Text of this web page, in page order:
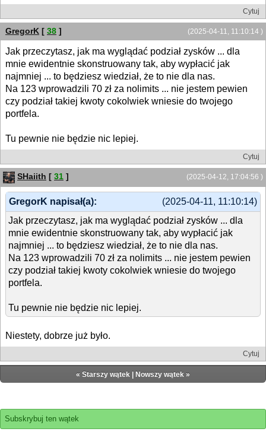
Cytuj
(2025-04-11, 11:10:14 )
GregorK [ 38 ]
Jak przeczytasz, jak ma wyglądać podział zysków ... dla
mnie ewidentnie skonstruowany tak, aby wypłacić jak
najmniej ... to będziesz wiedział, że to nie dla nas.
Na 123 wprowadzili 70 zł za nolimits ... nie jestem pewien
czy podział takiej kwoty cokolwiek wniesie do twojego
portfela.
Tu pewnie nie będzie nic lepiej.
Cytuj
(2025-04-12, 17:04:56 )
SHaiith [ 31 ]
(2025-04-11, 11:10:14)
GregorK napisał(a):
Jak przeczytasz, jak ma wyglądać podział zysków ... dla
mnie ewidentnie skonstruowany tak, aby wypłacić jak
najmniej ... to będziesz wiedział, że to nie dla nas.
Na 123 wprowadzili 70 zł za nolimits ... nie jestem pewien
czy podział takiej kwoty cokolwiek wniesie do twojego
portfela.
Tu pewnie nie będzie nic lepiej.
Niestety, dobrze już było.
Cytuj
« Starszy wątek Nowszy wątek »
Subskrybuj ten wątek